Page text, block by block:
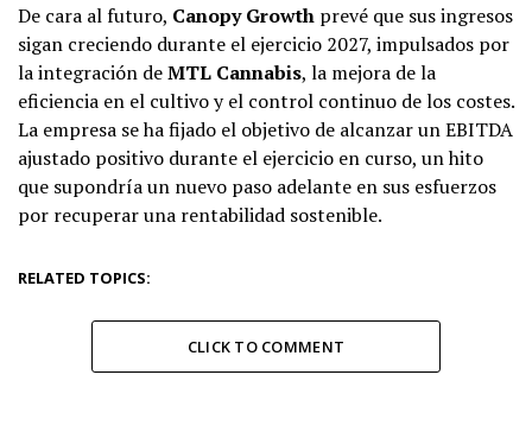
De cara al futuro, Canopy Growth prevé que sus ingresos
sigan creciendo durante el ejercicio 2027, impulsados por
la integración deMTL Cannabis, la mejora de la
eficiencia en el cultivo y el control continuo de los costes.
La empresa se ha fijado el objetivo de alcanzar un EBITDA
ajustado positivo durante el ejercicio en curso, un hito
que supondría un nuevo paso adelante en sus esfuerzos
por recuperar una rentabilidad sostenible.
RELATED TOPICS:
CLICK TO COMMENT